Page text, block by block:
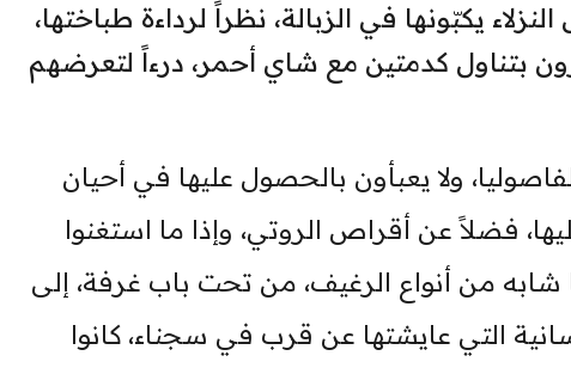
يكبّونها في الزبالة، نظراً لرداءة طباختها،
بتناول كدمتين مع شاي أحمر، درءاً لتعرضهم
ولا يعبأون بالحصول عليها في أحيان
فضلاً عن أقراص الروتي، وإذا ما استغنوا
شابه من أنواع الرغيف، من تحت باب غرفة، إلى
التي عايشتها عن قرب في سجناء، كانوا